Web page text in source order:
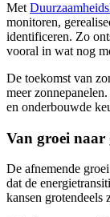
Met
monitoren,
identificeren. Zo
vooral in wat nog
De toekomst van
meer
en onderbouwde
Van groei naar
De afnemende
dat de
kansen grotendeels